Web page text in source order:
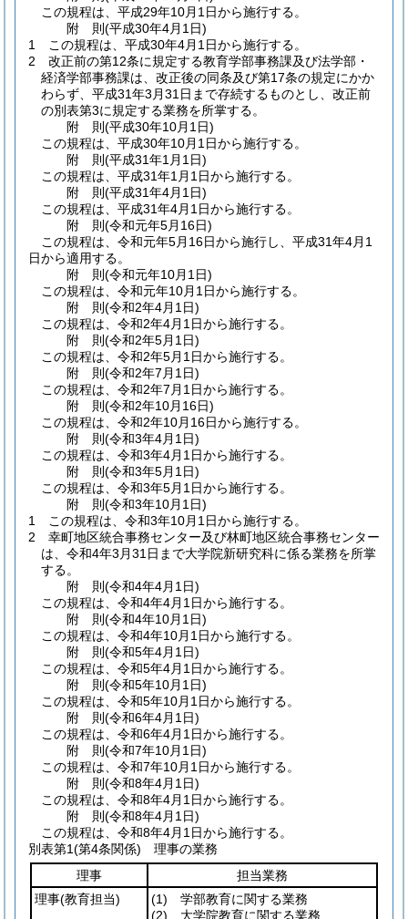
この規程は、平成29年10月1日から施行する。
附 則(平成30年4月1日)
1
この規程は、平成30年4月1日から施行する。
2
改正前の第12条に規定する教育学部事務課及び法学部・
経済学部事務課は、改正後の同条及び第17条の規定にかか
わらず、平成31年3月31日まで存続するものとし、改正前
の別表第3に規定する業務を所掌する。
附 則(平成30年10月1日)
この規程は、平成30年10月1日から施行する。
附 則(平成31年1月1日)
この規程は、平成31年1月1日から施行する。
附 則(平成31年4月1日)
この規程は、平成31年4月1日から施行する。
附 則(令和元年5月16日)
この規程は、令和元年5月16日から施行し、平成31年4月1
日から適用する。
附 則(令和元年10月1日)
この規程は、令和元年10月1日から施行する。
附 則(令和2年4月1日)
この規程は、令和2年4月1日から施行する。
附 則(令和2年5月1日)
この規程は、令和2年5月1日から施行する。
附 則(令和2年7月1日)
この規程は、令和2年7月1日から施行する。
附 則(令和2年10月16日)
この規程は、令和2年10月16日から施行する。
附 則(令和3年4月1日)
この規程は、令和3年4月1日から施行する。
附 則(令和3年5月1日)
この規程は、令和3年5月1日から施行する。
附 則(令和3年10月1日)
1
この規程は、令和3年10月1日から施行する。
2
幸町地区統合事務センター及び林町地区統合事務センター
は、令和4年3月31日まで大学院新研究科に係る業務を所掌
する。
附 則(令和4年4月1日)
この規程は、令和4年4月1日から施行する。
附 則(令和4年10月1日)
この規程は、令和4年10月1日から施行する。
附 則(令和5年4月1日)
この規程は、令和5年4月1日から施行する。
附 則(令和5年10月1日)
この規程は、令和5年10月1日から施行する。
附 則(令和6年4月1日)
この規程は、令和6年4月1日から施行する。
附 則(令和7年10月1日)
この規程は、令和7年10月1日から施行する。
附 則(令和8年4月1日)
この規程は、令和8年4月1日から施行する。
附 則(令和8年4月1日)
この規程は、令和8年4月1日から施行する。
別表第1(第4条関係) 理事の業務
理事
担当業務
理事(教育担当) (1) 学部教育に関する業務
(2) 大学院教育に関する業務